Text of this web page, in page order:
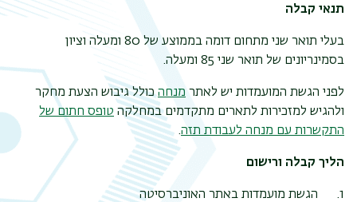
תנאי קבלה
בעלי תואר שני מתחום דומה בממוצע של 80 ומעלה וציון
בסמינריונים של תואר שני 85 ומעלה.
לפני הגשת המועמדות יש לאתר מנחהכולל גיבוש הצעת מחקר
ולהגיש למזכירות לתארים מתקדמים במחלקה טופס חתום של
התקשרות עם מנחה לעבודת תזה.
הליך קבלה ורישום
1.
הגשת מועמדות באתר האוניברסיטה